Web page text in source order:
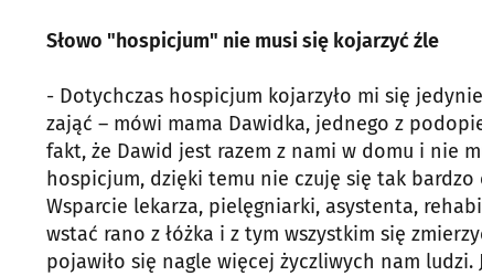
Słowo "hospicjum" nie musi się kojarzyć źle
- Dotychczas hospicjum kojarzyło mi się
zająć – mówi mama Dawidka, jednego z
fakt, że Dawid jest razem z nami w domu i nie
hospicjum, dzięki temu nie czuję się tak
Wsparcie lekarza, pielęgniarki, asystenta,
wstać rano z łóżka i z tym wszystkim się
pojawiło się nagle więcej życzliwych nam